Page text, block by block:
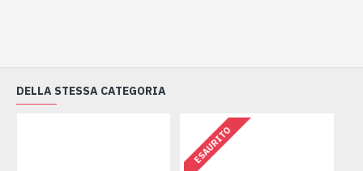
DELLA STESSA CATEGORIA
ESAURITO